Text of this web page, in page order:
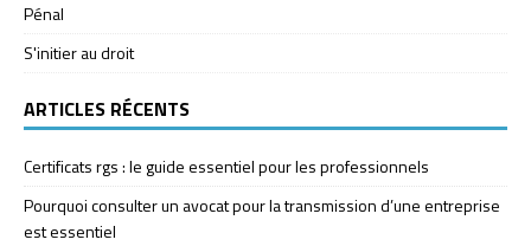
Pénal
S'initier au droit
ARTICLES RÉCENTS
Certificats rgs : le guide essentiel pour les professionnels
Pourquoi consulter un avocat pour la transmission d’une entreprise
est essentiel